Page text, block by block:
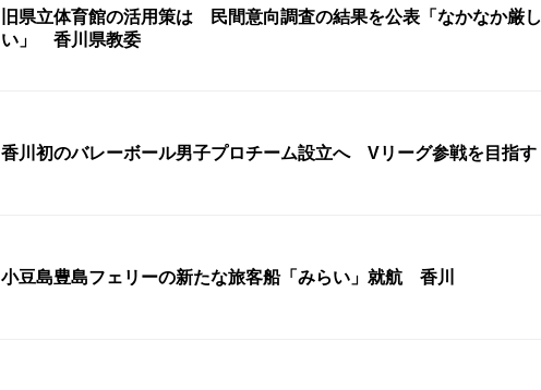
旧県立体育館の活用策は 民間意向調査の結果を公表「なかなか厳し
い」 香川県教委
香川初のバレーボール男子プロチーム設立へ Vリーグ参戦を目指す
小豆島豊島フェリーの新たな旅客船「みらい」就航 香川